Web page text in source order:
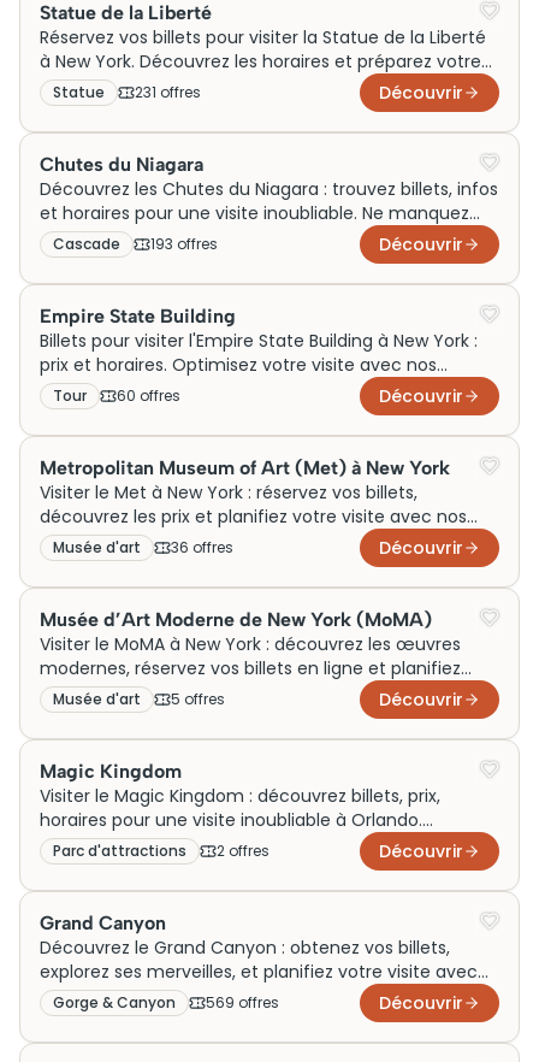
Statue de la Liberté
Réservez vos billets pour visiter la Statue de la Liberté
à New York. Découvrez les horaires et préparez votre
visite dès maintenant !
Statue 231 offres Découvrir
Chutes du Niagara
Découvrez les Chutes du Niagara : trouvez billets, infos
et horaires pour une visite inoubliable. Ne manquez
pas cette expérience unique !
Cascade 193 offres Découvrir
Empire State Building
Billets pour visiter l'Empire State Building à New York :
prix et horaires. Optimisez votre visite avec nos
conseils et informations clés !
Tour 60 offres Découvrir
Metropolitan Museum of Art (Met) à New York
Visiter le Met à New York : réservez vos billets,
découvrez les prix et planifiez votre visite avec nos
horaires détaillés. Ne manquez rien!
Musée d'art 36 offres Découvrir
Musée d’Art Moderne de New York (MoMA)
Visiter le MoMA à New York : découvrez les œuvres
modernes, réservez vos billets en ligne et planifiez
votre visite avec nos horaires et tarifs.
Musée d'art 5 offres Découvrir
Magic Kingdom
Visiter le Magic Kingdom : découvrez billets, prix,
horaires pour une visite inoubliable à Orlando.
Réservez vos billets dès maintenant !
Parc d'attractions 2 offres Découvrir
Grand Canyon
Découvrez le Grand Canyon : obtenez vos billets,
explorez ses merveilles, et planifiez votre visite avec
nos infos sur prix et horaires.
Gorge & Canyon 569 offres Découvrir